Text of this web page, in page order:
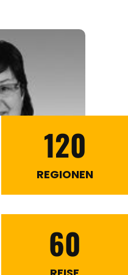
120
REGIONEN
60